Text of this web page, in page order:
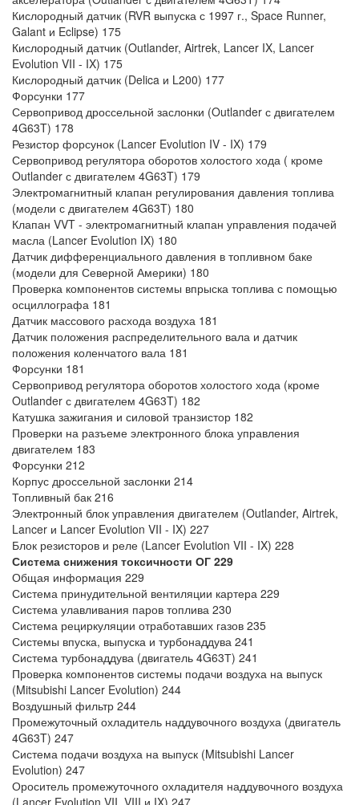
Кислородный датчик (RVR выпуска с 1997 г., Space Runner,
Galant и Eclipse) 175
Кислородный датчик (Outlander, Airtrek, Lancer IX, Lancer
Evolution VII - IX) 175
Кислородный датчик (Delica и L200) 177
Форсунки 177
Сервопривод дроссельной заслонки (Outlander с двигателем
4G63T) 178
Резистор форсунок (Lancer Evolution IV - IX) 179
Сервопривод регулятора оборотов холостого хода ( кроме
Outlander с двигателем 4G63T) 179
Электромагнитный клапан регулирования давления топлива
(модели с двигателем 4G63T) 180
Клапан VVT - электромагнитный клапан управления подачей
масла (Lancer Evolution IX) 180
Датчик дифференциального давления в топливном баке
(модели для Северной Америки) 180
Проверка компонентов системы впрыска топлива с помощью
осциллографа 181
Датчик массового расхода воздуха 181
Датчик положения распределительного вала и датчик
положения коленчатого вала 181
Форсунки 181
Сервопривод регулятора оборотов холостого хода (кроме
Outlander с двигателем 4G63T) 182
Катушка зажигания и силовой транзистор 182
Проверки на разъеме электронного блока управления
двигателем 183
Форсунки 212
Корпус дроссельной заслонки 214
Топливный бак 216
Электронный блок управления двигателем (Outlander, Airtrek,
Lancer и Lancer Evolution VII - IX) 227
Блок резисторов и реле (Lancer Evolution VII - IX) 228
Система снижения токсичности ОГ 229
Общая информация 229
Система принудительной вентиляции картера 229
Система улавливания паров топлива 230
Система рециркуляции отработавших газов 235
Системы впуска, выпуска и турбонаддува 241
Система турбонаддува (двигатель 4G63Т) 241
Проверка компонентов системы подачи воздуха на выпуск
(Mitsubishi Lancer Evolution) 244
Воздушный фильтр 244
Промежуточный охладитель наддувочного воздуха (двигатель
4G63T) 247
Система подачи воздуха на выпуск (Mitsubishi Lancer
Evolution) 247
Ороситель промежуточного охладителя наддувочного воздуха
(Lancer Evolution VII, VIII и IX) 247